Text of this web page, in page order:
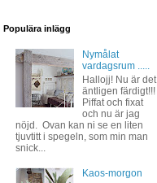
Populära inlägg
Nymålat
vardagsrum .....
Hallojj! Nu är det
äntligen färdigt!!!
Piffat och fixat
och nu är jag
nöjd. Ovan kan ni se en liten
tjuvtitt i spegeln, som min man
snick...
Kaos-morgon